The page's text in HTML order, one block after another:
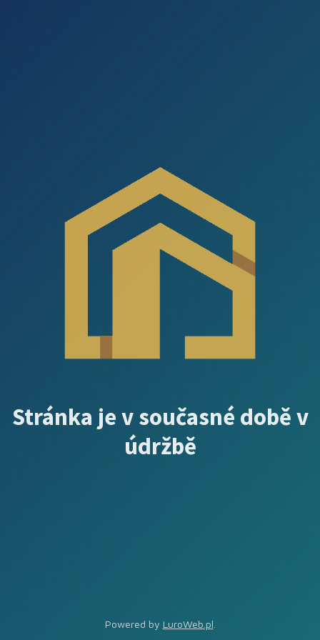
Stránka je v současné době v
údržbě
Powered by LuroWeb.pl